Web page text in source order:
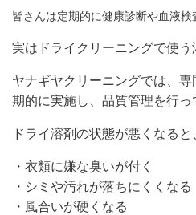
皆さんは定期的に健康診断や血液検
実はドライクリーニングで使う
ヤナギヤクリーニングでは、
期的に実施し、品質管理を行っ
ドライ溶剤の状態が悪くなると
・衣類に嫌な臭いが付く
・シミや汚れが落ちにくくなる
・風合いが硬くなる